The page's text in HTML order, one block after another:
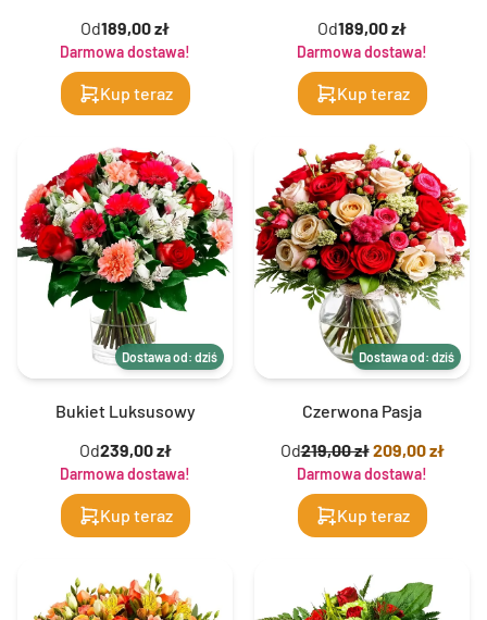
Od189,00 zł
Darmowa dostawa!
Kup teraz
Od189,00 zł
Darmowa dostawa!
Kup teraz
Dostawa od: dziś
Bukiet Luksusowy
Od239,00 zł
Darmowa dostawa!
Kup teraz
Dostawa od: dziś
Czerwona Pasja
Od219,00 zł209,00 zł
Darmowa dostawa!
Kup teraz